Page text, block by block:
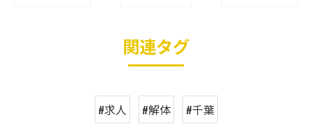
関連タグ
#求人 #解体 #千葉